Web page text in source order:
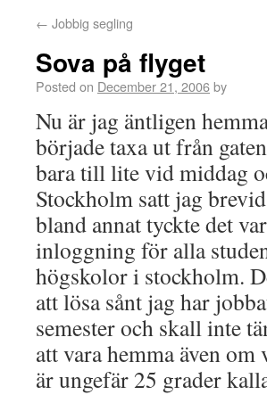
← Jobbig segling
Sova på flyget
Posted on December 21, 2006by
Nu är jag äntligen
började taxa ut från
bara till lite vid middag
Stockholm satt jag
bland annat tyckte det
inloggning för alla
högskolor i stockholm.
att lösa sånt jag har
semester och skall inte
att vara hemma även
är ungefär 25 grader